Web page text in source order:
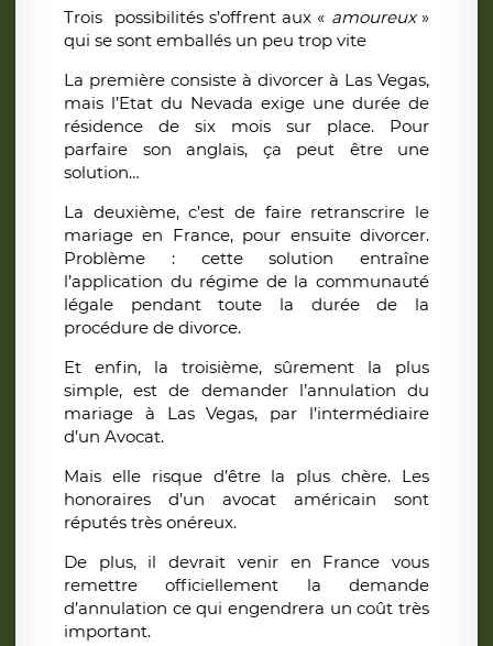
Trois possibilités s’offrent aux « amoureux»
qui se sont emballés un peu trop vite
La première consiste à divorcer à Las Vegas,
mais l’Etat du Nevada exige une durée de
résidence de six mois sur place. Pour
parfaire son anglais, ça peut être une
solution…
La deuxième, c’est de faire retranscrire le
mariage en France, pour ensuite divorcer.
Problème : cette solution entraîne
l’application du régime de la communauté
légale pendant toute la durée de la
procédure de divorce.
Et enfin, la troisième, sûrement la plus
simple, est de demander l’annulation du
mariage à Las Vegas, par l’intermédiaire
d’un Avocat.
Mais elle risque d’être la plus chère. Les
honoraires d’un avocat américain sont
réputés très onéreux.
De plus, il devrait venir en France vous
remettre officiellement la demande
d’annulation ce qui engendrera un coût très
important.